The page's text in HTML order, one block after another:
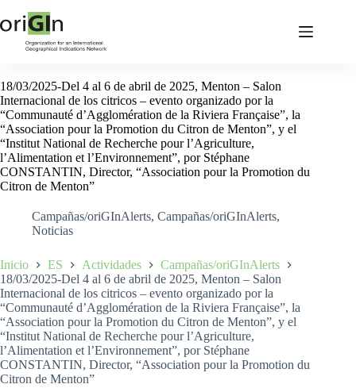
18/03/2025-Del 4 al 6 de abril de 2025, Menton – Salon
Internacional de los citricos – evento organizado por la
“Communauté d’Agglomération de la Riviera Française”, la
“Association pour la Promotion du Citron de Menton”, y el
“Institut National de Recherche pour l’Agriculture,
l’Alimentation et l’Environnement”, por Stéphane
CONSTANTIN, Director, “Association pour la Promotion du
Citron de Menton”
Campañas/oriGInAlerts, Campañas/oriGInAlerts,
Noticias
Inicio ES Actividades
Campañas/oriGInAlerts
18/03/2025-Del 4 al 6 de abril de 2025, Menton – Salon
Internacional de los citricos – evento organizado por la
“Communauté d’Agglomération de la Riviera Française”, la
“Association pour la Promotion du Citron de Menton”, y el
“Institut National de Recherche pour l’Agriculture,
l’Alimentation et l’Environnement”, por Stéphane
CONSTANTIN, Director, “Association pour la Promotion du
Citron de Menton”